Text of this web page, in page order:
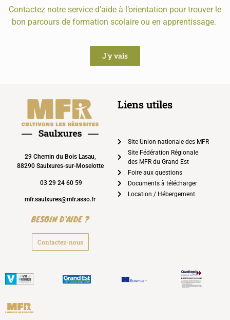
Contactez notre service d’aide à l’orientation pour trouver le
bon parcours de formation scolaire ou en apprentissage.
J'y vais
29 Chemin du Bois Lasau,
88290 Saulxures-sur-Moselotte
03 29 24 60 59
mfr.saulxures@mfr.asso.fr
BESOIN D'AIDE ?
Contactez-nous
Liens utiles
Site Union nationale des MFR
Site Fédération Régionale
des MFR du Grand Est
Foire aux questions
Documents à télécharger
Location / Hébergement